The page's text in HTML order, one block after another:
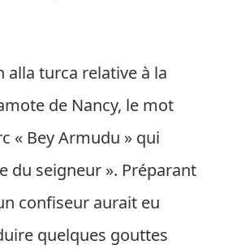
alla turca relative à la
de Nancy, le mot
« Bey Armudu » qui
du seigneur ». Préparant
confiseur aurait eu
quelques gouttes